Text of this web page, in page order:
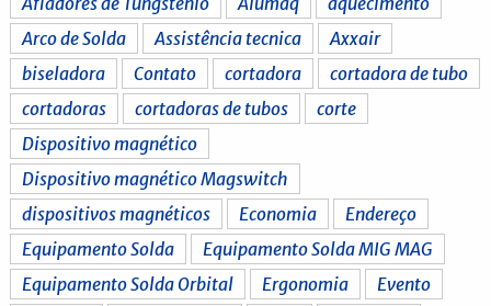
Arco de Solda
Assistência tecnica
Axxair
biseladora
Contato cortadora
cortadora de tubo
cortadoras
cortadoras de tubos
corte
Dispositivo magnético
Dispositivo magnético Magswitch
dispositivos magnéticos
Economia
Endereço
Equipamento Solda
Equipamento Solda MIG MAG
Equipamento Solda Orbital
Ergonomia
Evento